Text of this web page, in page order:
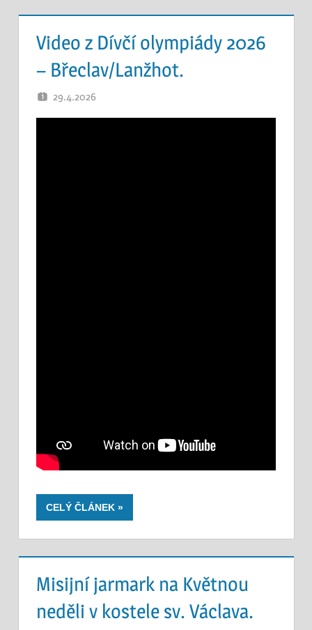
Video z Dívčí olympiády 2026
– Břeclav/Lanžhot.
29.4.2026
CELÝ ČLÁNEK
Misijní jarmark na Květnou
neděli v kostele sv. Václava.